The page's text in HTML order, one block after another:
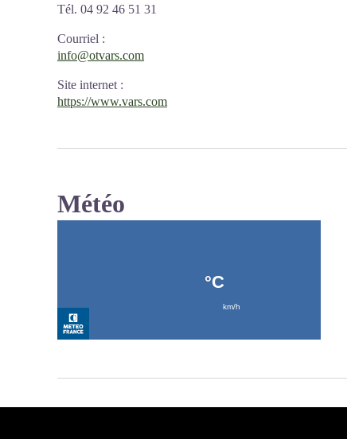
Tél. 04 92 46 51 31
Courriel :
info@otvars.com
Site internet :
https://www.vars.com
Météo